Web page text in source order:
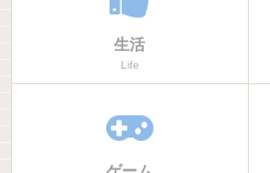
生活
Life